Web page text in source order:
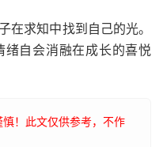
在求知中找到自己的光。
绪自会消融在成长的喜悦
！此文仅供参考，不作